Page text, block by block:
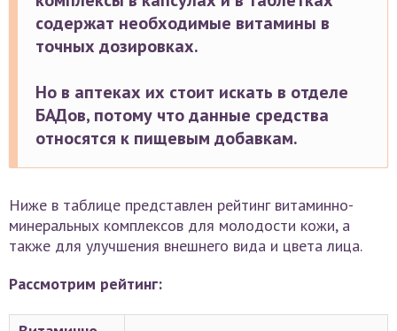
содержат необходимые витамины в
точных дозировках.
Но в аптеках их стоит искать в отделе
БАДов, потому что данные средства
относятся к пищевым добавкам.
Ниже в таблице представлен рейтинг витаминно-
минеральных комплексов для молодости кожи, а
также для улучшения внешнего вида и цвета лица.
Рассмотрим рейтинг: